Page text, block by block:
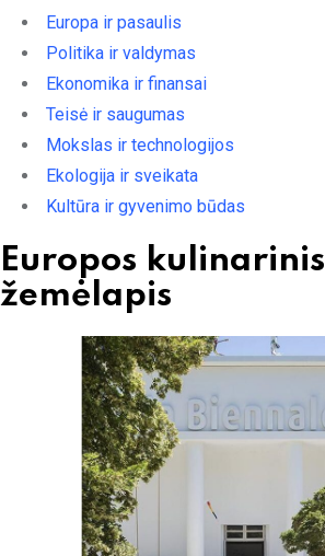
Europa ir pasaulis
Politika ir valdymas
Ekonomika ir finansai
Teisė ir saugumas
Mokslas ir technologijos
Ekologija ir sveikata
Kultūra ir gyvenimo būdas
Europos kulinarinis
žemėlapis